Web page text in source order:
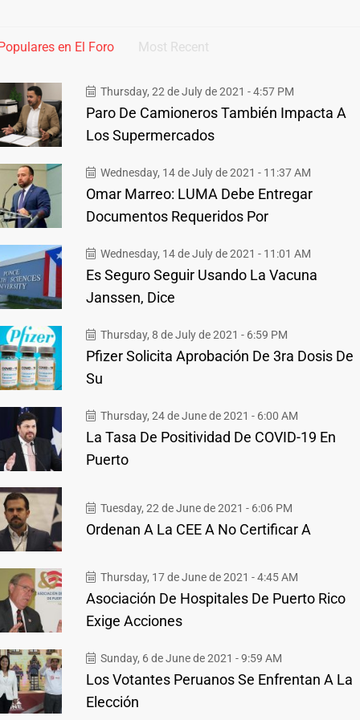
en El Foro Most Recent
Thursday, 22 de July de 2021 - 4:57 PM
Paro De Camioneros También Impacta A
Los Supermercados
Wednesday, 14 de July de 2021 - 11:37 AM
Omar Marreo: LUMA Debe Entregar
Documentos Requeridos Por
Wednesday, 14 de July de 2021 - 11:01 AM
Es Seguro Seguir Usando La Vacuna
Janssen, Dice
Thursday, 8 de July de 2021 - 6:59 PM
Pfizer Solicita Aprobación De 3ra Dosis De
Su
Thursday, 24 de June de 2021 - 6:00 AM
La Tasa De Positividad De COVID-19 En
Puerto
Tuesday, 22 de June de 2021 - 6:06 PM
Ordenan A La CEE A No Certificar A
Thursday, 17 de June de 2021 - 4:45 AM
Asociación De Hospitales De Puerto Rico
Exige Acciones
Sunday, 6 de June de 2021 - 9:59 AM
Los Votantes Peruanos Se Enfrentan A La
Elección